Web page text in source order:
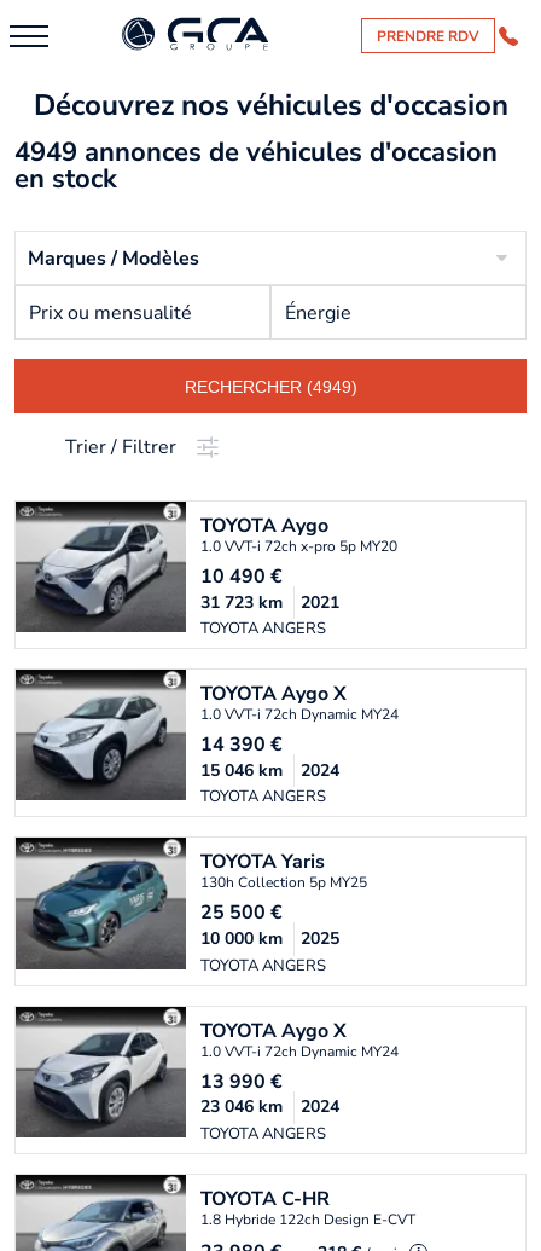
PRENDRE RDV
Découvrez nos véhicules d'occasion
4949 annonces de véhicules d'occasion
en stock
Marques / Modèles
Prix ou mensualité Énergie
RECHERCHER (4949)
Trier / Filtrer
TOYOTAAygo
1.0 VVT-i 72ch x-pro 5p MY20
10 490 €
TOYOTA ANGERS
31 723 km 2021
TOYOTAAygo X
1.0 VVT-i 72ch Dynamic MY24
14 390 €
TOYOTA ANGERS
15 046 km 2024
TOYOTAYaris
130h Collection 5p MY25
25 500 €
TOYOTA ANGERS
10 000 km 2025
TOYOTAAygo X
1.0 VVT-i 72ch Dynamic MY24
13 990 €
TOYOTA ANGERS
23 046 km 2024
TOYOTAC-HR
1.8 Hybride 122ch Design E-CVT